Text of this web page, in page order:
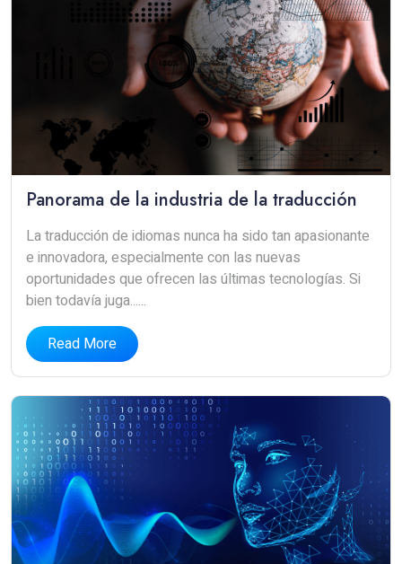
Panorama de la industria de la traducción
La traducción de idiomas nunca ha sido tan apasionante
e innovadora, especialmente con las nuevas
oportunidades que ofrecen las últimas tecnologías. Si
bien todavía juga......
Read More